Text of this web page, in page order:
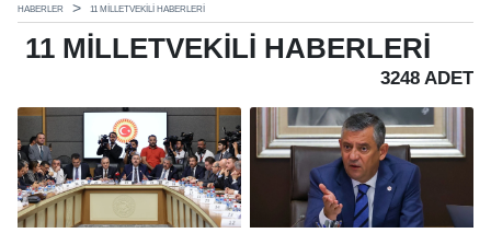
HABERLER 11 MILLETVEKILI HABERLERI
11 MILLETVEKILI HABERLERI
3248 ADET